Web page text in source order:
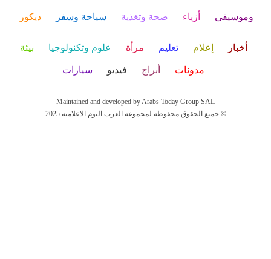
وموسيقى أزياء صحة وتغذية سياحة وسفر ديكور
أخبار إعلام تعليم مرأة علوم وتكنولوجيا بيئة
مدونات أبراج فيديو سيارات
Maintained and developed by Arabs Today Group SAL
جميع الحقوق محفوظة لمجموعة العرب اليوم الاعلامية 2025 ©